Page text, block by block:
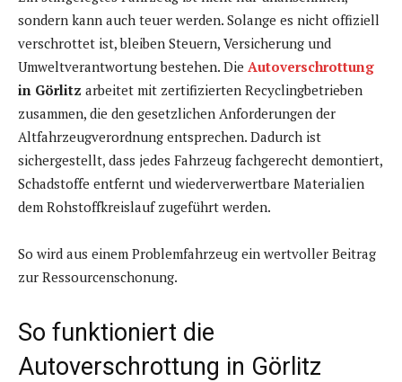
sondern kann auch teuer werden. Solange es nicht offiziell
verschrottet ist, bleiben Steuern, Versicherung und
Umweltverantwortung bestehen. Die Autoverschrottung
in Görlitz arbeitet mit zertifizierten Recyclingbetrieben
zusammen, die den gesetzlichen Anforderungen der
Altfahrzeugverordnung entsprechen. Dadurch ist
sichergestellt, dass jedes Fahrzeug fachgerecht demontiert,
Schadstoffe entfernt und wiederverwertbare Materialien
dem Rohstoffkreislauf zugeführt werden.
So wird aus einem Problemfahrzeug ein wertvoller Beitrag
zur Ressourcenschonung.
So funktioniert die
Autoverschrottung in Görlitz